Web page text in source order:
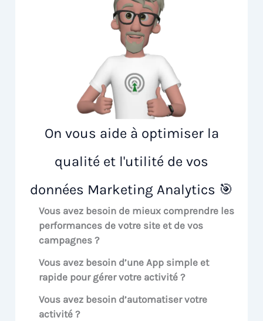
On vous aide à optimiser la
qualité et l'utilité de vos
données Marketing Analytics 🎯
Vous avez besoin de mieux comprendre les
performances de votre site et de vos
campagnes ?
Vous avez besoin d’une App simple et
rapide pour gérer votre activité ?
Vous avez besoin d’automatiser votre
activité ?